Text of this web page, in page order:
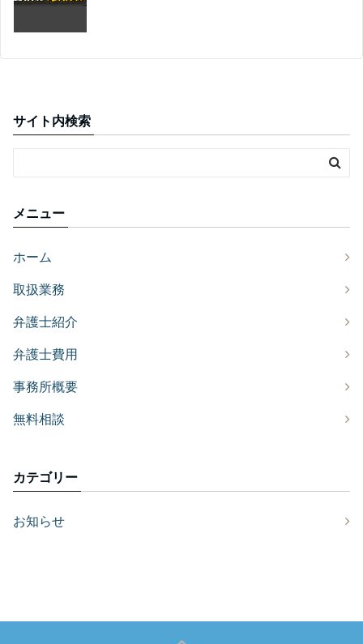
サイト内検索
メニュー
ホーム
取扱業務
弁護士紹介
弁護士費用
事務所概要
無料相談
カテゴリー
お知らせ